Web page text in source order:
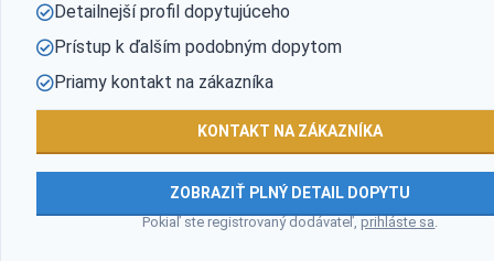
Detailnejší profil dopytujúceho
Prístup k ďalším podobným dopytom
Priamy kontakt na zákazníka
KONTAKT NA ZÁKAZNÍKA
ZOBRAZIŤ PLNÝ DETAIL DOPYTU
Pokiaľ ste registrovaný dodávateľ,prihláste sa.